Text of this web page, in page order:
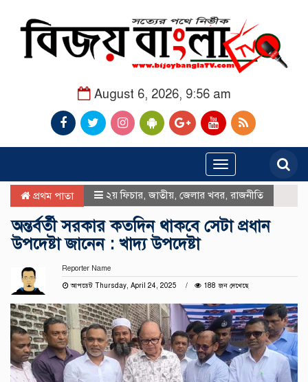
August 6, 2026, 9:56 am
Toggle
navigation
প্রথম পাতা ২য় ফিচার ,জাতীয় জেলার খবর রাজনীতি
অন্তর্বর্তী সরকার কতদিন থাকবে সেটা প্রধান
উপদেষ্টা জানেন : খাদ্য উপদেষ্টা
Reporter Name
আপডেট Thursday, April 24, 2025
188 জন দেখেছে